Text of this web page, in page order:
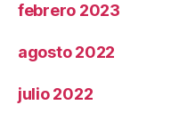
febrero 2023
agosto 2022
julio 2022